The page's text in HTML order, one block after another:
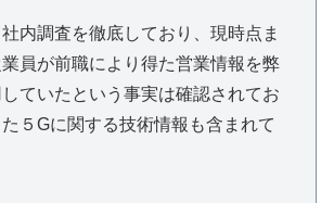
内調査を徹底しており、現時点ま
員が前職により得た営業情報を弊
ていたという事実は確認されてお
５Gに関する技術情報も含まれて